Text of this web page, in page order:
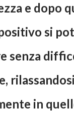
e dopo
si
senza
rilassandosi
in